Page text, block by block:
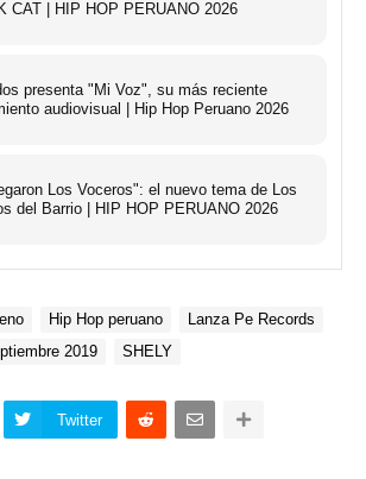
CAT | HIP HOP PERUANO 2026
presenta "Mi Voz", su más reciente
audiovisual | Hip Hop Peruano 2026
Los Voceros": el nuevo tema de Los
del Barrio | HIP HOP PERUANO 2026
Hip Hop peruano
Lanza Pe Records
2019 SHELY
Twitter